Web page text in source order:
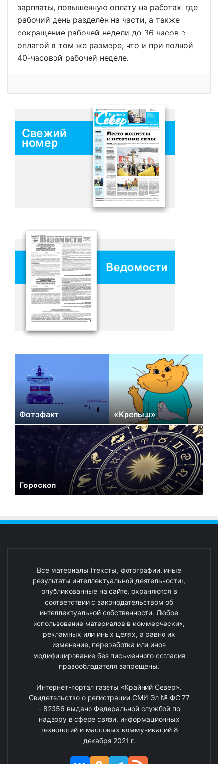
зарплаты, повышенную оплату на работах, где
рабочий день разделён на части, а также
сокращение рабочей недели до 36 часов с
оплатой в том же размере, что и при полной
40-часовой рабочей неделе.
Свежий
номер
Фотофакт «Крепыш»
Гороскоп
Все материалы (тексты, фотографии, иные
результаты интеллектуальной деятельности),
опубликованные на сайте, охраняются в
соответствии с законодательством об
интеллектуальной собственности. Любое
использование материалов в коммерческих,
рекламных или иных целях, а равно их
изменение, переработка или иное
модифицирование без письменного согласия
правообладателя запрещены.
Интернет-портал газеты «Крайний Север».
Свидетельство о регистрации СМИ Эл № ФС 77
- 82356 выдано Федеральной службой по
надзору в сфере связи, информационных
технологий и массовых коммуникаций 8
декабря 2021 г.